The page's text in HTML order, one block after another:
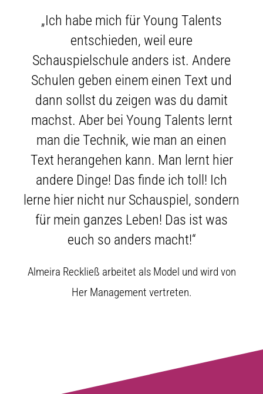
„Ich habe mich für Young Talents
entschieden, weil eure
Schauspielschule anders ist. Andere
Schulen geben einem einen Text und
dann sollst du zeigen was du damit
machst. Aber bei Young Talents lernt
man die Technik, wie man an einen
Text herangehen kann. Man lernt hier
andere Dinge! Das finde ich toll! Ich
lerne hier nicht nur Schauspiel, sondern
für mein ganzes Leben! Das ist was
euch so anders macht!“
Almeira Reckließ arbeitet als Model und wird von
Her Management vertreten.